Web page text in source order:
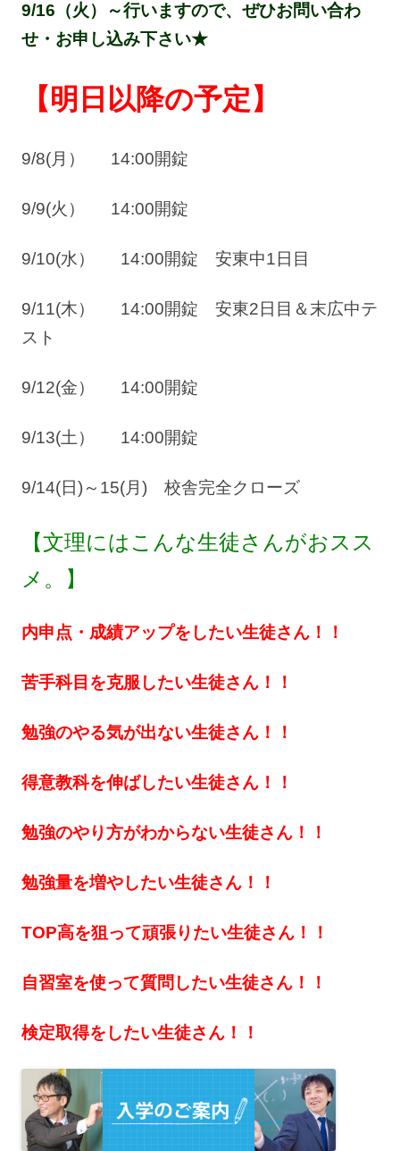
9/16（火）～行いますので、ぜひお問い合わ
せ・お申し込み下さい★
【明日以降の予定】
9/8(月） 14:00開錠
9/9(火） 14:00開錠
9/10(水） 14:00開錠 安東中1日目
9/11(木） 14:00開錠 安東2日目＆末広中テ
スト
9/12(金） 14:00開錠
9/13(土） 14:00開錠
9/14(日)～15(月) 校舎完全クローズ
【文理にはこんな生徒さんがおスス
メ。】
内申点・成績アップをしたい生徒さん！！
苦手科目を克服したい生徒さん！！
勉強のやる気が出ない生徒さん！！
得意教科を伸ばしたい生徒さん！！
勉強のやり方がわからない生徒さん！！
勉強量を増やしたい生徒さん！！
TOP高を狙って頑張りたい生徒さん！！
自習室を使って質問したい生徒さん！！
検定取得をしたい生徒さん！！